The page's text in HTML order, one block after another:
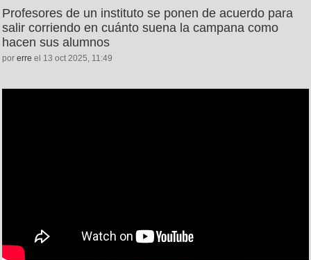
Profesores de un instituto se ponen de acuerdo para
salir corriendo en cuánto suena la campana como
hacen sus alumnos
por erre el 13 oct 2025, 11:49